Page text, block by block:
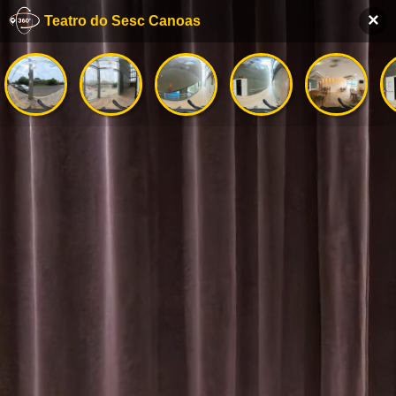
Teatro do Sesc Canoas ×